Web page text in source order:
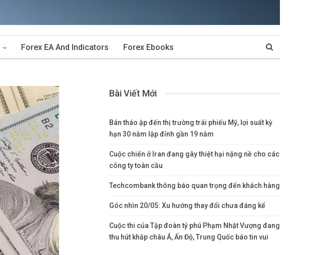
Forex EA And Indicators Forex Ebooks
Bài Viết Mới
Bán tháo ập đến thị trường trái phiếu Mỹ, lợi suất kỳ
hạn 30 năm lập đỉnh gần 19 năm
Cuộc chiến ở Iran đang gây thiệt hại nặng nề cho các
công ty toàn cầu
Techcombank thông báo quan trọng đến khách hàng
Góc nhìn 20/05: Xu hướng thay đổi chưa đáng kể
Cuộc thi của Tập đoàn tỷ phú Phạm Nhật Vượng đang
thu hút khắp châu Á, Ấn Độ, Trung Quốc báo tin vui